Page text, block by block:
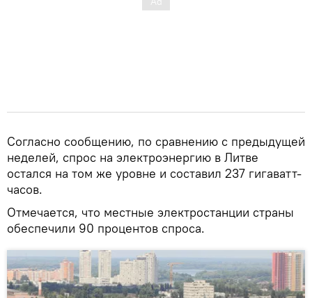
Согласно сообщению, по сравнению с предыдущей
неделей, спрос на электроэнергию в Литве
остался на том же уровне и составил 237 гигаватт-
часов.
Отмечается, что местные электростанции страны
обеспечили 90 процентов спроса.